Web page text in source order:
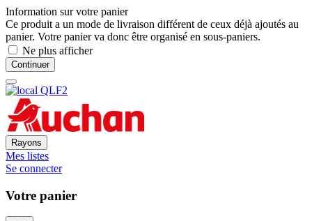
Information sur votre panier
Ce produit a un mode de livraison différent de ceux déjà ajoutés au
panier. Votre panier va donc être organisé en sous-paniers.
Ne plus afficher
Continuer
Rayons
Mes listes
Se connecter
Votre panier